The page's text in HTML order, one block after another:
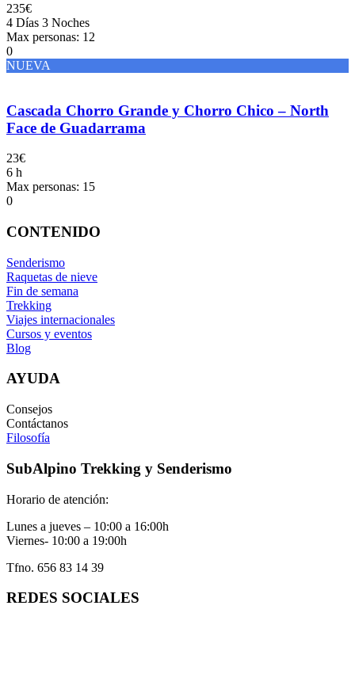
235€
4 Días 3 Noches
Max personas: 12
0
NUEVA
Cascada Chorro Grande y Chorro Chico – North
Face de Guadarrama
23€
6 h
Max personas: 15
0
CONTENIDO
Senderismo
Raquetas de nieve
Fin de semana
Trekking
Viajes internacionales
Cursos y eventos
Blog
AYUDA
Consejos
Contáctanos
Filosofía
SubAlpino Trekking y Senderismo
Horario de atención:
Lunes a jueves – 10:00 a 16:00h
Viernes- 10:00 a 19:00h
Tfno. 656 83 14 39
REDES SOCIALES